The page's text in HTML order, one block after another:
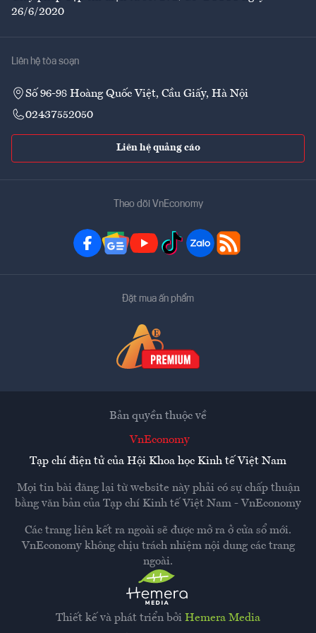
26/6/2020
Liên hệ tòa soạn
Số 96-98 Hoàng Quốc Việt, Cầu Giấy, Hà Nội
02437552050
Liên hệ quảng cáo
Theo dõi VnEconomy
Đặt mua ấn phẩm
Thiết kế và phát triển bởi Hemera Media
Bản quyền thuộc về
VnEconomy
Tạp chí điện tử của Hội Khoa học Kinh tế Việt Nam
Mọi tin bài đăng lại từ website này phải có sự chấp thuận
bằng văn bản của Tạp chí Kinh tế Việt Nam - VnEconomy
Các trang liên kết ra ngoài sẽ được mở ra ở cửa sổ mới.
VnEconomy không chịu trách nhiệm nội dung các trang
ngoài.